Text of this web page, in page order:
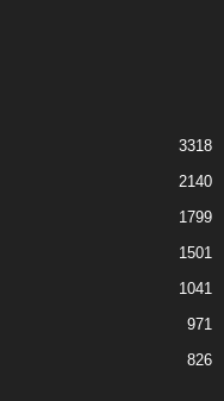
3318
2140
1799
1501
1041
971
826